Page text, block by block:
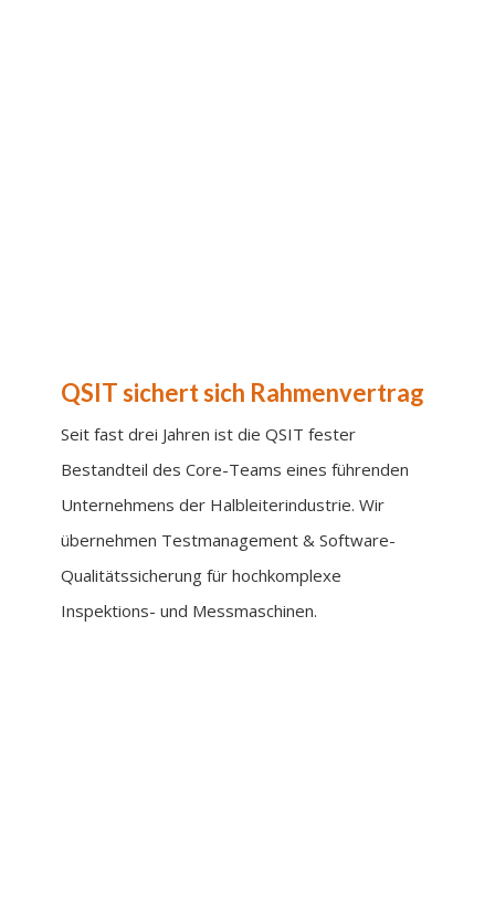
QSIT sichert sich Rahmenvertrag
Seit fast drei Jahren ist die QSIT fester
Bestandteil des Core-Teams eines führenden
Unternehmens der Halbleiterindustrie. Wir
übernehmen Testmanagement & Software-
Qualitätssicherung für hochkomplexe
Inspektions- und Messmaschinen.